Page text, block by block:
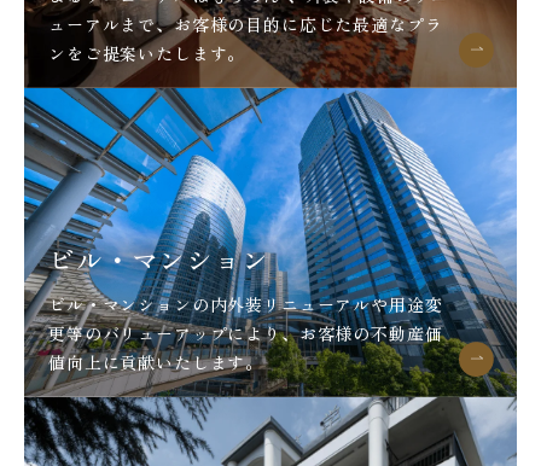
ューアルまで、お客様の目的に応じた最適なプラ
ンをご提案いたします。
ビル・マンション
ビル・マンションの内外装リニューアルや用途変
更等のバリューアップにより、お客様の不動産価
値向上に貢献いたします。